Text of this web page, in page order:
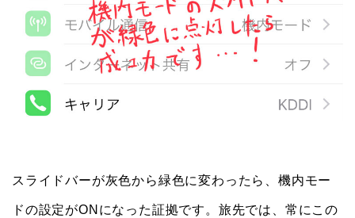
スライドバーが灰色から緑色に変わったら、機内モー
ドの設定がONになった証拠です。旅先では、常にこの